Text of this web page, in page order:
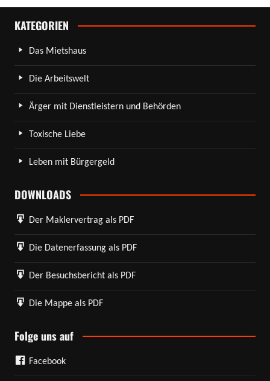
KATEGORIEN
Das Mietshaus
Die Arbeitswelt
Ärger mit Dienstleistern und Behörden
Toxische Liebe
Leben mit Bürgergeld
DOWNLOADS
Der Maklervertrag als PDF
Die Datenerfassung als PDF
Der Besuchsbericht als PDF
Die Mappe als PDF
Folge uns auf
Facebook